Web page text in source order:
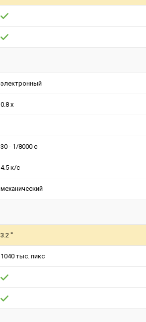
электронный
0.8 x
30 - 1/8000 с
4.5 к/с
механический
3.2 ''
1040 тыс. пикс